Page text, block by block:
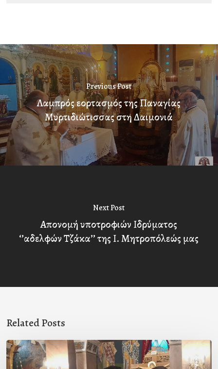
Previous Post
Λαμπρός εορτασμός της Παναγίας
Μυρτιδιώτισσας στη Δαιμονιά
Next Post
Απονομή υποτροφιών Ιδρύματος
‘’αδελφών Τζάκα’’ της Ι. Μητροπόλεώς μας
Related Posts
Ιερά
Παράκληση